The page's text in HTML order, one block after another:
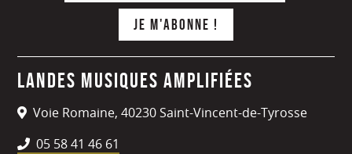
Landes Musiques Amplifiées
Voie Romaine, 40230 Saint-Vincent-de-Tyrosse
05 58 41 46 61